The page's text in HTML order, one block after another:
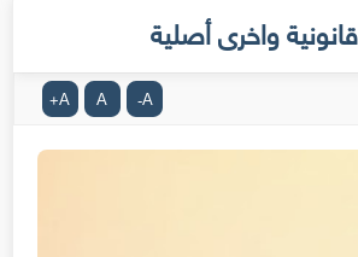
A
-
A
A
+